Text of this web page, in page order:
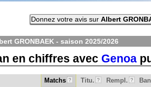
Donnez votre avis sur Albert
GRONBAEK - saison 2025/2026
en chiffres avec Genoa
Matchs ? Titu. ? Rempl. ?